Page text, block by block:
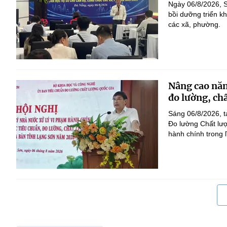
Ngày 06/8/2026,
bồi dưỡng triển
các xã, phường.
Nâng cao
đo lường,
Sáng 06/8/2026,
Đo lường Chất
hành chính trong